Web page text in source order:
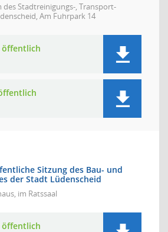
des Stadtreinigungs-, Transport-
Am Fuhrpark 14
öffentlich
Sitzung des Bau- und
der Stadt Lüdenscheid
im Ratssaal
öffentlich